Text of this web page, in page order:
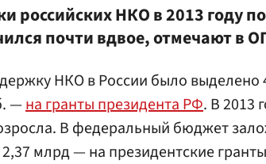
российских НКО в 2013 году
почти вдвое, отмечают в
НКО в России было выделено
—на гранты президента РФ. В 2013
В федеральный бюджет
млрд — на президентские